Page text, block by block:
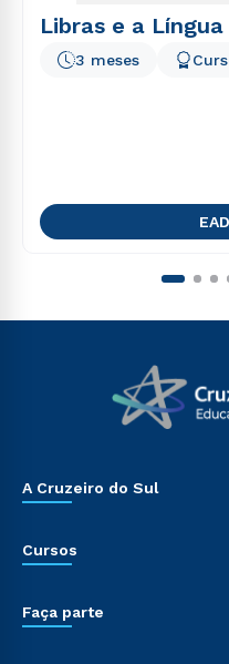
Libras e a
3 meses
A Cruzeiro do Sul
Cursos
Faça parte